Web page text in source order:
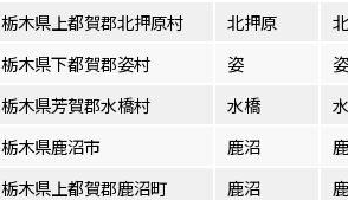
栃木県上都賀郡北押原村 北押原
栃木県下都賀郡姿村 姿
姿
栃木県芳賀郡水橋村 水橋
栃木県鹿沼市 鹿沼
栃木県上都賀郡鹿沼町 鹿沼